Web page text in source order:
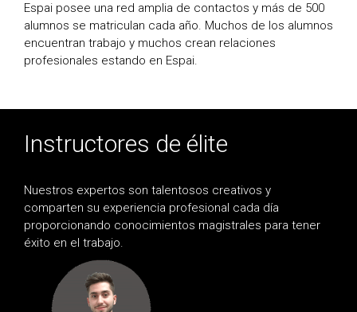
Espai posee una red amplia de contactos y más de 500
alumnos se matriculan cada año. Muchos de los alumnos
encuentran trabajo y muchos crean relaciones
profesionales estando en Espai.
Instructores de élite
Nuestros expertos son talentosos creativos y
comparten su experiencia profesional cada día
proporcionando conocimientos magistrales para tener
éxito en el trabajo.